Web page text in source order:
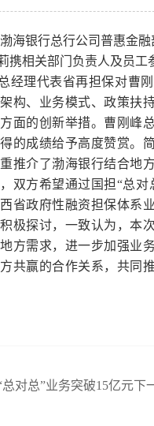
渤海银行总行公司普惠金
携相关部门负责人及员工
经理代表省再担保对曹
构、业务模式、政策扶
面的创新举措。 曹刚峰
的成绩给予高度赞赏。
推介了渤海银行结合地
双方希望通过国担“总
省政府性融资担保体系业
极探讨，一致认为，本
方需求，进一步加强业
共赢的合作关系，共同
对总”业务突破15亿元下